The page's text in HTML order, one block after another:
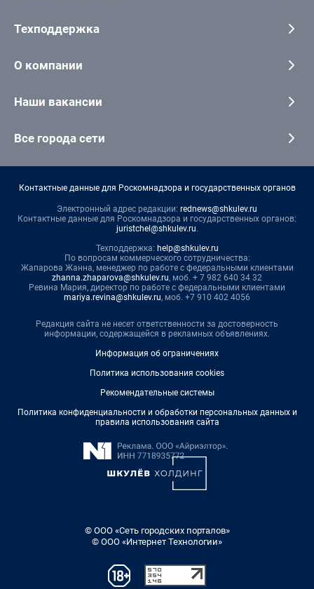
Техподдержка
О компании
Наши вакансии
Все города сети
Контактные данные для Роскомнадзора и государственных органов
Электронный адрес редакции: rednews@shkulev.ru
Контактные данные для Роскомнадзора и государственных органов:
juristchel@shkulev.ru.
Техподдержка: help@shkulev.ru
По вопросам коммерческого сотрудничества:
Жапарова Жанна, менеджер по работе с федеральными клиентами
zhanna.zhaparova@shkulev.ru, моб. + 7 982 640 34 32
Ревина Мария, директор по работе с федеральными клиентами
mariya.revina@shkulev.ru, моб. +7 910 402 4056
Редакция сайта не несет ответственности за достоверность
информации, содержащейся в рекламных объявлениях.
Информация об ограничениях
Политика использования cookies
Рекомендательные системы
Политика конфиденциальности и обработки персональных данных и
правила использования сайта
© ООО «Сеть городских порталов»
© ООО «Интернет Технологии»